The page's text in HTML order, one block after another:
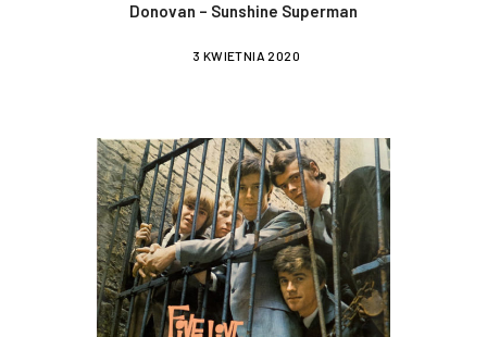
Donovan – Sunshine Superman
3 KWIETNIA 2020